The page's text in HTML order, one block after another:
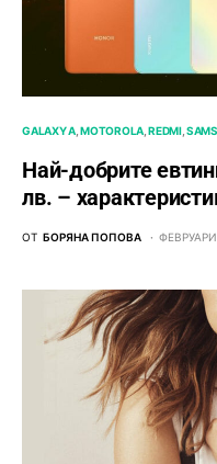
GALAXY A MOTOROLA REDMI
Най-добрите
лв. –
ОТ БОРЯНА ПОПОВА ФЕВРУАРИ